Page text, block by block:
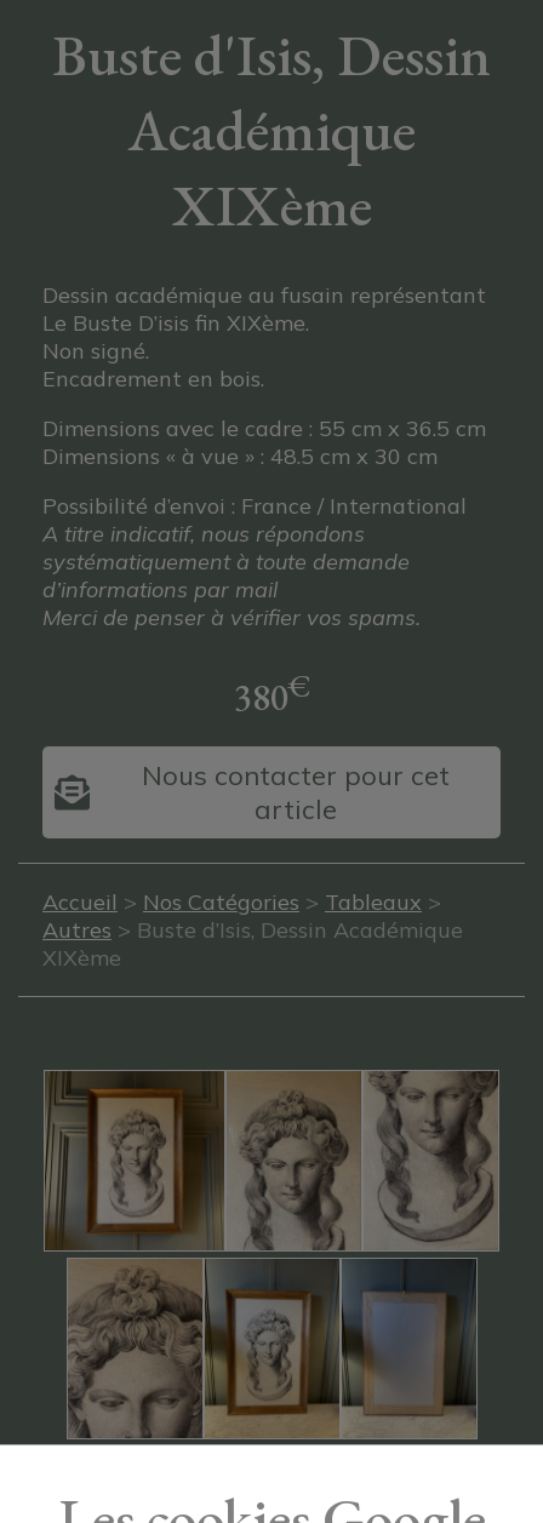
Buste d'Isis, Dessin
Académique
XIXème
Dessin académique au fusain représentant
Le Buste D’isis fin XIXème.
Non signé.
Encadrement en bois.
Dimensions avec le cadre : 55 cm x 36.5 cm
Dimensions « à vue » : 48.5 cm x 30 cm
Possibilité d’envoi : France / International
A titre indicatif, nous répondons
systématiquement à toute demande
d’informations par mail
Merci de penser à vérifier vos spams.
380€
Nous contacter pour cet
article
Accueil > Nos Catégories > Tableaux >
Autres > Buste d’Isis, Dessin Académique
XIXème